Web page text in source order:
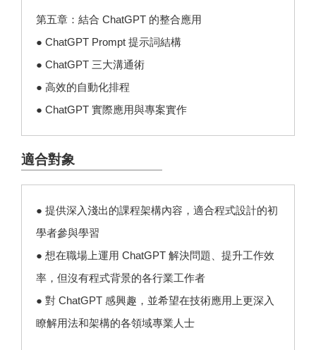
第五章：結合 ChatGPT 的整合應用
● ChatGPT Prompt 提示詞結構
● ChatGPT 三大溝通術
● 高效的自動化排程
● ChatGPT 實際應用與專案實作
適合對象
● 提供深入淺出的課程架構內容，適合程式設計的初
學者參與學習
● 想在職場上運用 ChatGPT 解決問題、提升工作效
率，但沒有程式背景的各行業工作者
● 對 ChatGPT 感興趣，並希望在技術應用上更深入
瞭解用法和架構的各領域專業人士